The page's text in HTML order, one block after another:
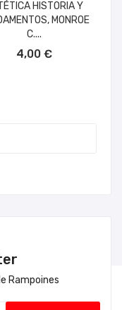
HISTORIA Y
MONROE
C....
4,00 €
Rampoines